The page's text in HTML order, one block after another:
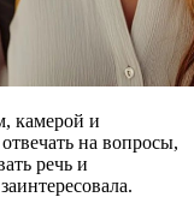
камерой и
на вопросы,
речь и